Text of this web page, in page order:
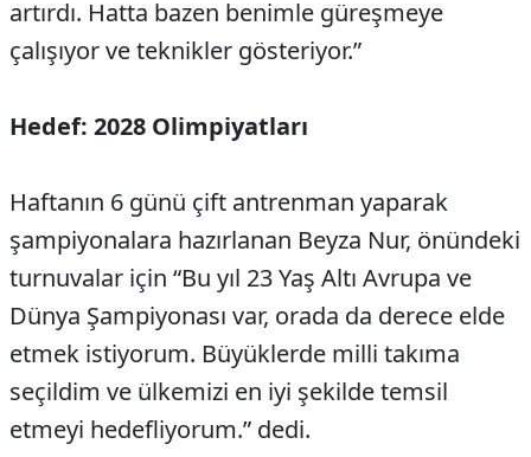
artırdı. Hatta bazen benimle güreşmeye
çalışıyor ve teknikler gösteriyor.”
Hedef: 2028 Olimpiyatları
Haftanın 6 günü çift antrenman yaparak
şampiyonalara hazırlanan Beyza Nur, önündeki
turnuvalar için “Bu yıl 23 Yaş Altı Avrupa ve
Dünya Şampiyonası var, orada da derece elde
etmek istiyorum. Büyüklerde milli takıma
seçildim ve ülkemizi en iyi şekilde temsil
etmeyi hedefliyorum.” dedi.